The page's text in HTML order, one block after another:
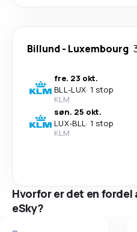
Billund- Luxembourg
fre. 23 okt.
BLL-LUX· 1 stop
KLM
søn. 25 okt.
LUX-BLL· 1 stop
KLM
Hvorfor er det en
eSky?